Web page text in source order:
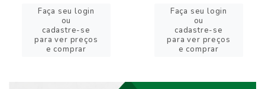
Faça seu login
ou
cadastre-se
para ver preços
e comprar
Faça seu login
ou
cadastre-se
para ver preços
e comprar